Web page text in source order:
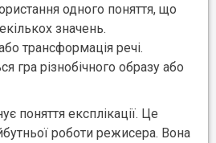
одного поняття, що
значень.
трансформація речі.
гра різнобічного образу або
поняття експлікації. Це
роботи режисера. Вона